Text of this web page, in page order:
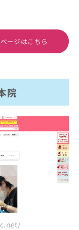
ージはこちら
院